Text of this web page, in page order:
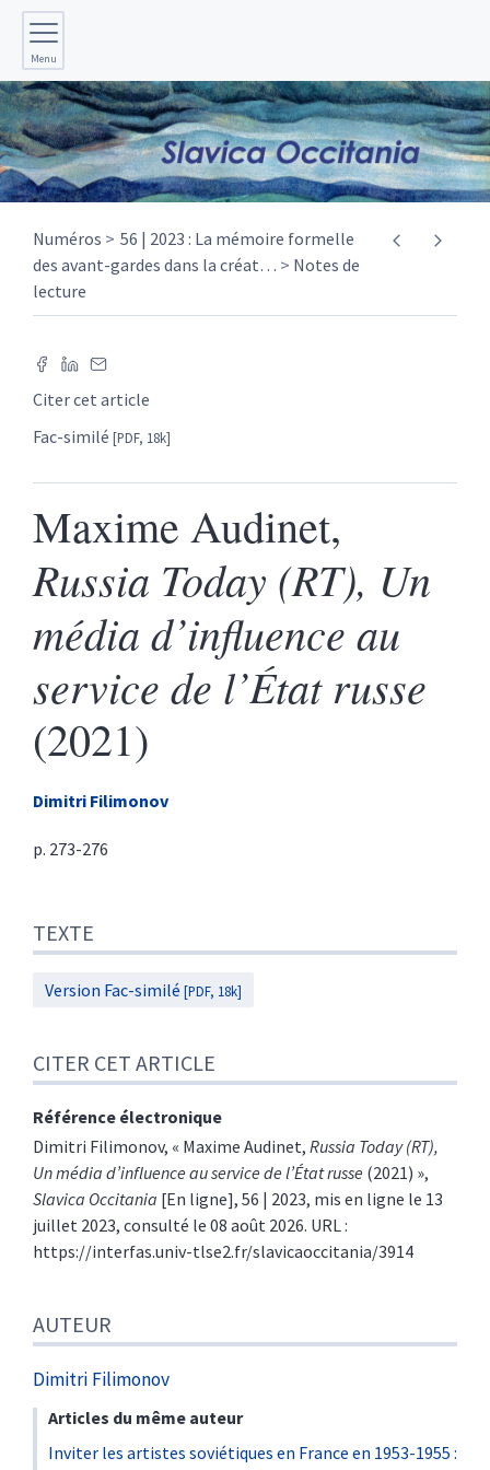
Menu
Numéros
56 | 2023 : La mémoire formelle
des avant-gardes dans la créat…
Notes de
lecture
Citer cet article
Fac-similé [PDF, 18k]
Maxime Audinet,
Russia Today (RT), Un
média d’influence au
service de l’État russe
(2021)
Dimitri Filimonov
p. 273-276
Citer cet article
Auteur
TEXTE
Version Fac-similé [PDF, 18k]
CITER CET ARTICLE
Référence électronique
Dimitri Filimonov, « Maxime Audinet, Russia Today (RT),
Un média d’influence au service de l’État russe (2021) »,
Slavica Occitania [En ligne], 56 | 2023, mis en ligne le 13
juillet 2023, consulté le 08 août 2026. URL :
https://interfas.univ-tlse2.fr/slavicaoccitania/3914
AUTEUR
Dimitri Filimonov
Articles du même auteur
Inviter les artistes soviétiques en France en 1953-1955 :